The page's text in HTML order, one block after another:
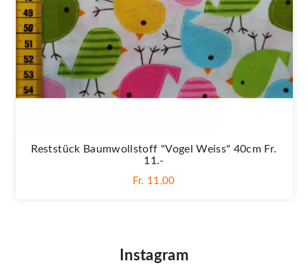
Reststück Baumwollstoff "Vogel Weiss" 40cm Fr.
11.-
Fr. 11,00
Instagram